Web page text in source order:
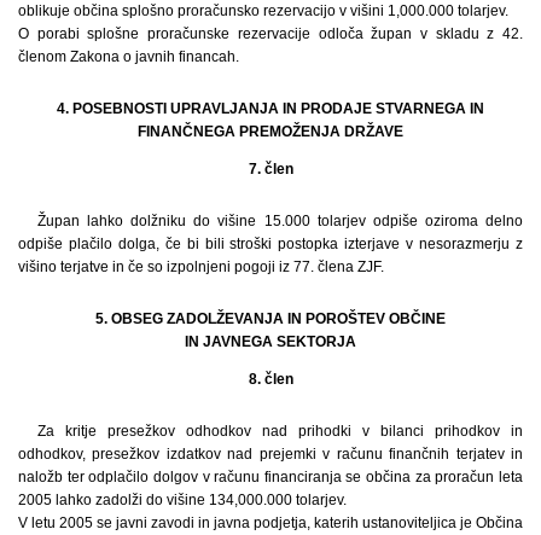
oblikuje občina splošno proračunsko rezervacijo v višini 1,000.000 tolarjev.
O porabi splošne proračunske rezervacije odloča župan v skladu z 42.
členom Zakona o javnih financah.
4. POSEBNOSTI UPRAVLJANJA IN PRODAJE STVARNEGA IN
FINANČNEGA PREMOŽENJA DRŽAVE
7. člen
Župan lahko dolžniku do višine 15.000 tolarjev odpiše oziroma delno
odpiše plačilo dolga, če bi bili stroški postopka izterjave v nesorazmerju z
višino terjatve in če so izpolnjeni pogoji iz 77. člena ZJF.
5. OBSEG ZADOLŽEVANJA IN POROŠTEV OBČINE
IN JAVNEGA SEKTORJA
8. člen
Za kritje presežkov odhodkov nad prihodki v bilanci prihodkov in
odhodkov, presežkov izdatkov nad prejemki v računu finančnih terjatev in
naložb ter odplačilo dolgov v računu financiranja se občina za proračun leta
2005 lahko zadolži do višine 134,000.000 tolarjev.
V letu 2005 se javni zavodi in javna podjetja, katerih ustanoviteljica je Občina